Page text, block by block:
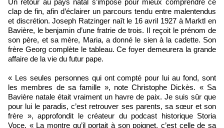
Un retour au pays natal s’impose pour mieux comprendre ce
clap de fin, afin d’éclairer un parcours tendu entre malentendus
et discrétion. Joseph Ratzinger naît le 16 avril 1927 à Marktl en
Bavière, le benjamin d’une fratrie de trois. Il reçoit le prénom de
son père, et sa mère, Maria, a donné le sien à la cadette. Son
frère Georg complète le tableau. Ce foyer demeurera la grande
affaire de la vie du futur pape.
« Les seules personnes qui ont compté pour lui au fond, sont
les membres de sa famille », note Christophe Dickès. « Sa
Bavière natale était vraiment un havre de paix. Je suis sûr que
pour lui le paradis, c’est retrouver ses parents, sa sœur et son
frère », approfondit le créateur du podcast historique Storia
Voce. « La montre qu’il portait à son poignet, c’est celle de sa